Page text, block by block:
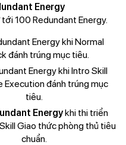
Energy
100 Redundant Energy.
Energy khi Normal
đánh trúng mục tiêu.
Energy khi Intro Skill
Execution đánh trúng mục
tiêu.
Energykhi thi triển
Giao thức phòng thủ tiêu
chuẩn.